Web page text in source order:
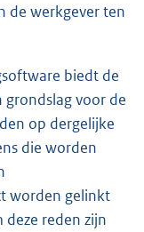
de werkgever ten
biedt de
voor de
op dergelijke
die worden
worden gelinkt
reden zijn